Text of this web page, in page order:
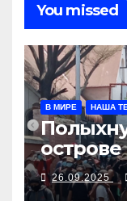
You missed
В МИРЕ НАША
острове
26.09.2025